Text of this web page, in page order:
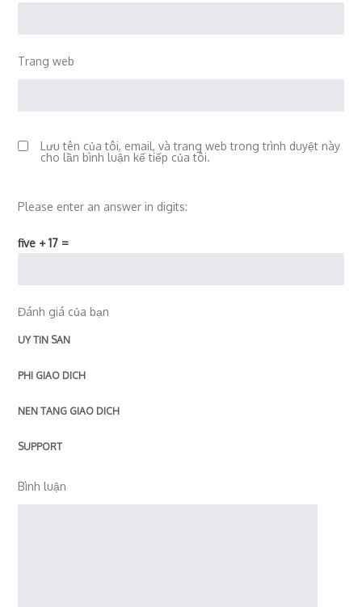
Trang web
Lưu tên của tôi, email, và trang web trong trình duyệt này
cho lần bình luận kế tiếp của tôi.
Please enter an answer in digits:
five + 17 =
Đánh giá của bạn
UY TIN SAN
PHI GIAO DICH
NEN TANG GIAO DICH
SUPPORT
Bình luận